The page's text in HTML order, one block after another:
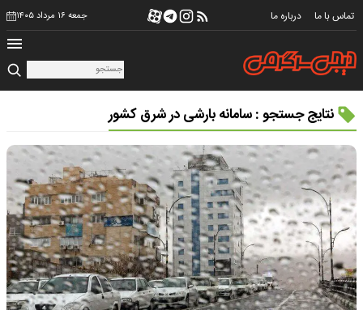
تماس با ما درباره ما جمعه ۱۶ مرداد ۱۴۰۵
نتایج جستجو : سامانه بارشی در شرق کشور